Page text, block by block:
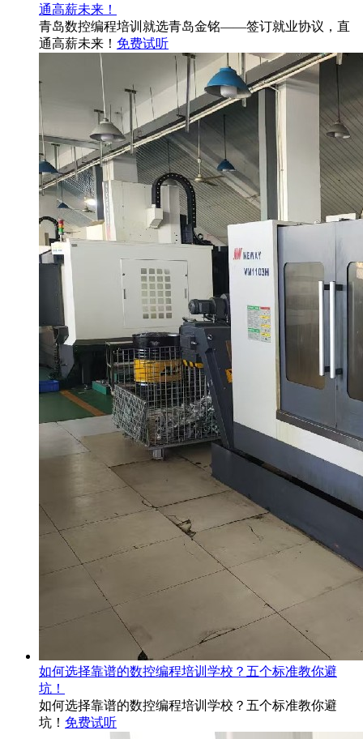
通高薪未来！
青岛数控编程培训就选青岛金铭——签订就业协议，直
通高薪未来！ 免费试听
如何选择靠谱的数控编程培训学校？五个标准教你避
坑！
如何选择靠谱的数控编程培训学校？五个标准教你避
坑！ 免费试听